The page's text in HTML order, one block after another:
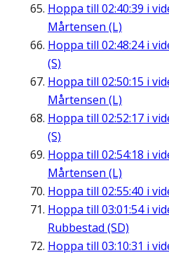
Hoppa till 02:40:39 i
Mårtensen (L)
Hoppa till 02:48:24i
(S)
Hoppa till 02:50:15 i
Mårtensen (L)
Hoppa till 02:52:17 i
(S)
Hoppa till 02:54:18 i
Mårtensen (L)
Hoppa till 02:55:40 i
Hoppa till 03:01:54i
Rubbestad (SD)
Hoppa till 03:10:31 i